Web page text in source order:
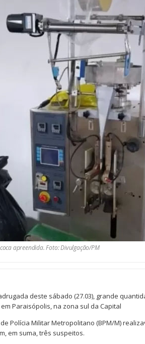
apreendida. Foto: Divulgação/PM
deste sábado (27.03), grande
Paraisópolis, na zona sul da Capital
Polícia Militar Metropolitano (BPM/M)
em suma, três suspeitos.